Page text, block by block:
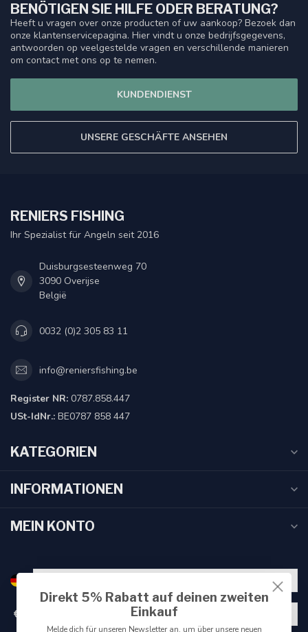
BENÖTIGEN SIE HILFE ODER BERATUNG?
Heeft u vragen over onze producten of uw aankoop? Bezoek dan
onze klantenservicepagina. Hier vindt u onze bedrijfsgegevens,
antwoorden op veelgestelde vragen en verschillende manieren
om contact met ons op te nemen.
KUNDENDIENST
UNSERE GESCHÄFTE ANSEHEN
RENIERS FISHING
Ihr Spezialist für Angeln seit 2016
Duisburgsesteenweg 70
3090 Overijse
België
0032 (0)2 305 83 11
info@reniersfishing.be
Register NR: 0787.858.447
USt-IdNr.: BE0787 858 447
KATEGORIEN
INFORMATIONEN
MEIN KONTO
€
Direkt 5% Rabatt auf deinen zweiten
Einkauf
Melde dich für unseren Newsletter an, um über unsere neuen